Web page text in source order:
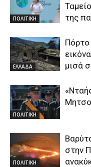
ΠΟΛΙΤΙΚΗ
της
ΕΛΛΑΔΑ
Πόρτο
μισά
ΠΟΛΙΤΙΚΗ
ΠΟΛΙΤΙΚΗ
στην